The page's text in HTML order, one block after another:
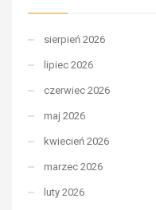
sierpień 2026
lipiec 2026
czerwiec 2026
maj 2026
kwiecień 2026
marzec 2026
luty 2026